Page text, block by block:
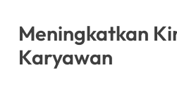
Meningkatkan
Karyawan